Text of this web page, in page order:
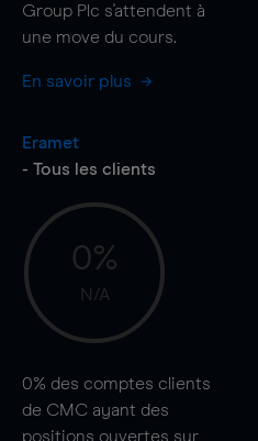
Group Plc s'attendent à
une move du cours.
En savoir plus
Eramet
- Tous les clients
0%
N/A
0% des comptes clients
de CMC ayant des
positions ouvertes sur